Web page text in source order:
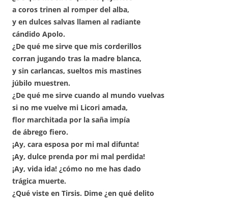
a coros trinen al romper del alba,
y en dulces salvas llamen al radiante
cándido Apolo.
¿De qué me sirve que mis corderillos
corran jugando tras la madre blanca,
y sin carlancas, sueltos mis mastines
júbilo muestren.
¿De qué me sirve cuando al mundo vuelvas
si no me vuelve mi Licori amada,
flor marchitada por la saña impía
de ábrego fiero.
¡Ay, cara esposa por mi mal difunta!
¡Ay, dulce prenda por mi mal perdida!
¡Ay, vida ida! ¿cómo no me has dado
trágica muerte.
¿Qué viste en Tirsis. Dime ¿en qué delito